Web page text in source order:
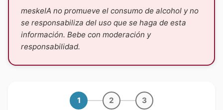
meskeIA no promueve el consumo de alcohol y no
se responsabiliza del uso que se haga de esta
información. Bebe con moderación y
responsabilidad.
1 2 3